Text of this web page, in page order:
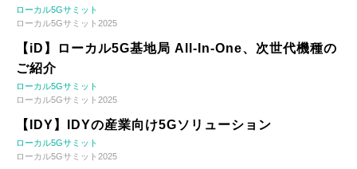
ローカル5Gサミット
ローカル5Gサミット2025
【iD】ローカル5G基地局 All-In-One、次世代機種の
ご紹介
ローカル5Gサミット
ローカル5Gサミット2025
【IDY】IDYの産業向け5Gソリューション
ローカル5Gサミット
ローカル5Gサミット2025